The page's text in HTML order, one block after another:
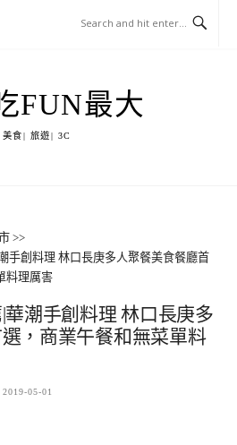
FUN最大
美食| 旅遊| 3C
>>
手創料理 林口長庚多人聚餐美食餐廳首
料理厲害
潮手創料理 林口長庚多
，商業午餐和無菜單料
2019-05-01